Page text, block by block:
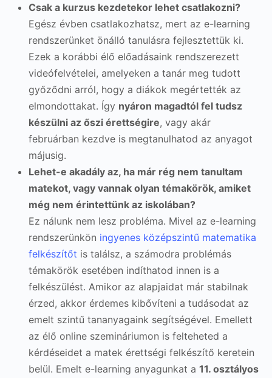
Csak a kurzus kezdetekor lehet csatlakozni?
Egész évben csatlakozhatsz, mert az e-learning
rendszerünket önálló tanulásra fejlesztettük ki.
Ezek a korábbi élő előadásaink rendszerezett
videófelvételei, amelyeken a tanár meg tudott
győződni arról, hogy a diákok megértették az
elmondottakat. Így nyáron magadtól fel tudsz
készülni az őszi érettségire, vagy akár
februárban kezdve is megtanulhatod az anyagot
májusig.
Lehet-e akadály az, ha már rég nem tanultam
matekot, vagy vannak olyan témakörök, amiket
még nem érintettünk az iskolában?
Ez nálunk nem lesz probléma. Mivel az e-learning
rendszerünkön ingyenes középszintű matematika
felkészítőt is találsz, a számodra problémás
témakörök esetében indíthatod innen is a
felkészülést. Amikor az alapjaidat már stabilnak
érzed, akkor érdemes kibővíteni a tudásodat az
emelt szintű tananyagaink segítségével. Emellett
az élő online szemináriumon is felteheted a
kérdéseidet a matek érettségi felkészítő keretein
belül. Emelt e-learning anyagunkat a 11. osztályos